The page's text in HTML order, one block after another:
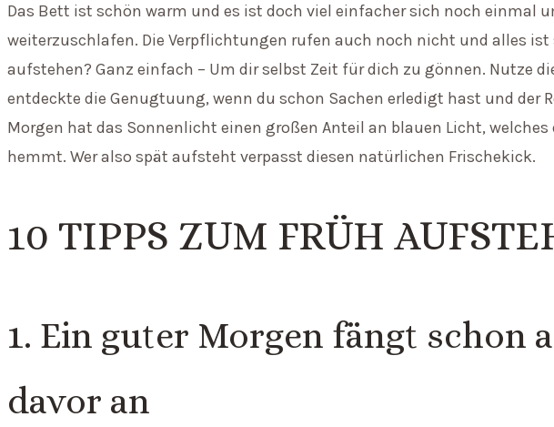
Das Bett ist schön warm und es ist doch viel einfacher sich noch einmal
weiterzuschlafen. Die Verpflichtungen rufen auch noch nicht und alles
aufstehen? Ganz einfach – Um dir selbst Zeit für dich zu gönnen. Nutze
entdeckte die Genugtuung, wenn du schon Sachen erledigt hast und der
Morgen hat das Sonnenlicht einen großen Anteil an blauen Licht,
hemmt. Wer also spät aufsteht verpasst diesen natürlichen Frischekick.
10 TIPPS ZUM FRÜH
1. Ein guter Morgen fängt schon
davor an